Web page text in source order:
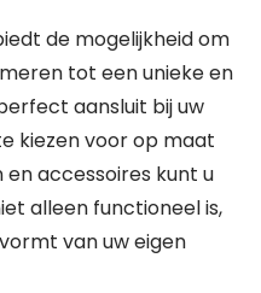
de mogelijkheid om
tot een unieke en
aansluit bij uw
kiezen voor op maat
accessoires kunt u
alleen functioneel is,
van uw eigen